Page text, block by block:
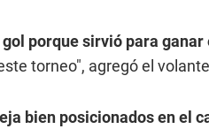
porque sirvió para
torneo", agregó el
bien posicionados en el